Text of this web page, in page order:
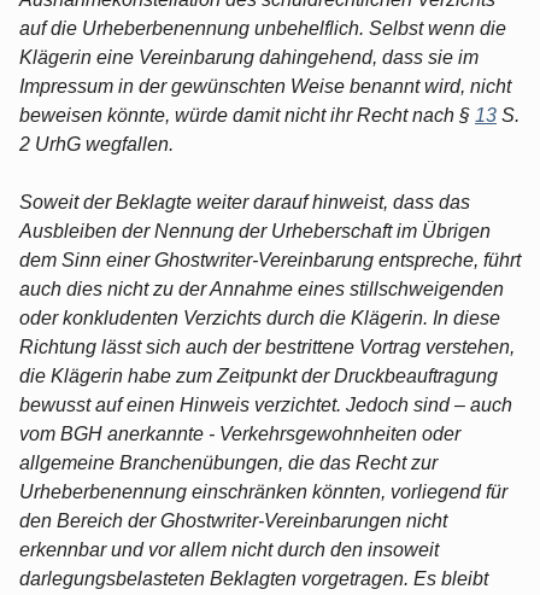
auf die Urheberbenennung unbehelflich. Selbst wenn die
Klägerin eine Vereinbarung dahingehend, dass sie im
Impressum in der gewünschten Weise benannt wird, nicht
beweisen könnte, würde damit nicht ihr Recht nach § 13 S.
2 UrhG wegfallen.
Soweit der Beklagte weiter darauf hinweist, dass das
Ausbleiben der Nennung der Urheberschaft im Übrigen
dem Sinn einer Ghostwriter-Vereinbarung entspreche, führt
auch dies nicht zu der Annahme eines stillschweigenden
oder konkludenten Verzichts durch die Klägerin. In diese
Richtung lässt sich auch der bestrittene Vortrag verstehen,
die Klägerin habe zum Zeitpunkt der Druckbeauftragung
bewusst auf einen Hinweis verzichtet. Jedoch sind – auch
vom BGH anerkannte - Verkehrsgewohnheiten oder
allgemeine Branchenübungen, die das Recht zur
Urheberbenennung einschränken könnten, vorliegend für
den Bereich der Ghostwriter-Vereinbarungen nicht
erkennbar und vor allem nicht durch den insoweit
darlegungsbelasteten Beklagten vorgetragen. Es bleibt